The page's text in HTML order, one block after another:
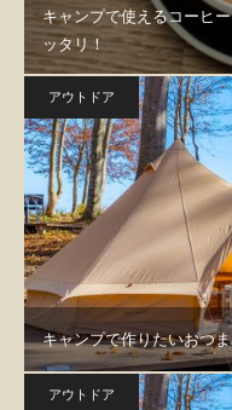
キャンプで使えるコーヒ
ッタリ！
アウトドア
キャンプで作りたいおつ
アウトドア